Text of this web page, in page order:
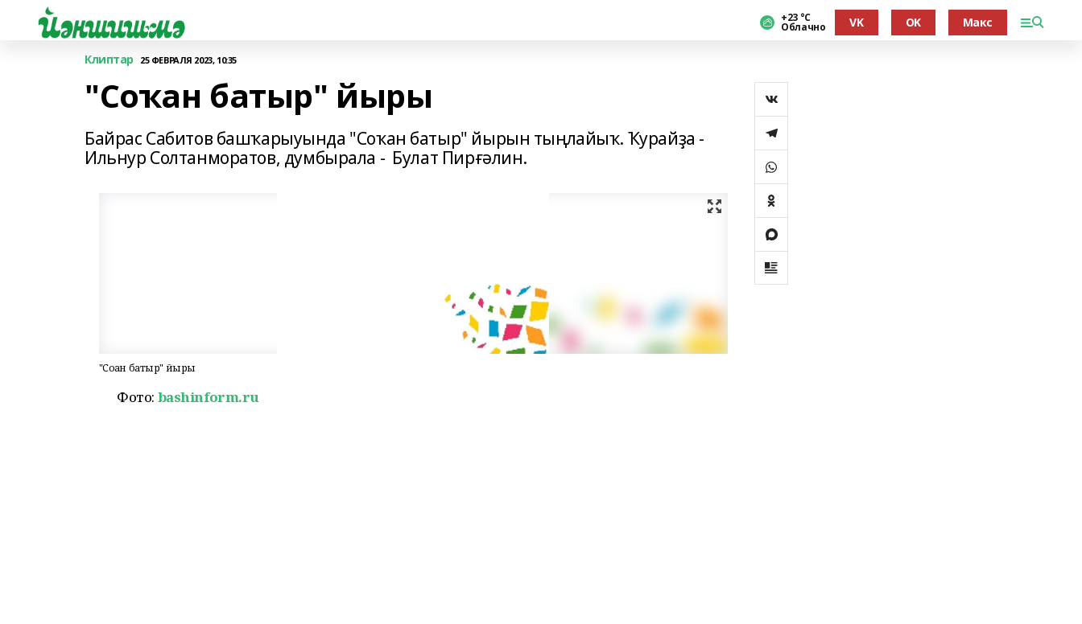
+23 °С
Облачно VK OK Макс
Клиптар 25 ФЕВРАЛЯ 2023, 10:35
"Соҡан батыр" йыры
Байрас Сабитов башҡарыуында "Соҡан батыр" йырын тыңлайыҡ. Ҡурайҙа -
Ильнур Солтанморатов, думбырала - Булат Пирғәлин.
"Соҡан батыр" йыры
Фото: bashinform.ru